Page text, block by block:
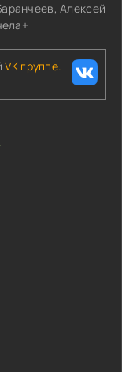
Алексей
VK группе.